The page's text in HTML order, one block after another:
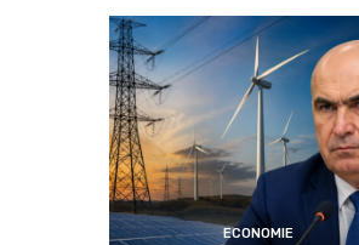
ECONOMIE